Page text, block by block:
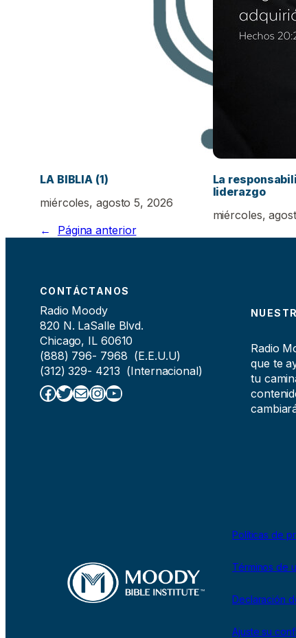
LA BIBLIA (1)
miércoles, agosto 5, 2026
La
liderazgo
miércoles,
←
Página anterior
CONTÁCTANOS
Radio Moody
820 N. LaSalle Blvd.
Chicago, IL 60610
(888) 796- 7968 (E.E.U.U)
(312) 329- 4213 (Internacional)
Facebook Twitter Correo electrónico InstagramYouTube
Radio
que te
tu
Políticas de
Términos de
Declaración
Ajuste su